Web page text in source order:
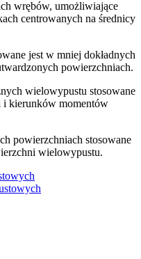
wrębów, umożliwiające
centrowanych na średnicy
jest w mniej dokładnych
powierzchniach.
wielowypustu stosowane
i kierunków momentów
powierzchniach stosowane
wielowypustu.